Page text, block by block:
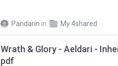
Pandarin in My 4shared
Wrath & Glory - Aeldari -
pdf